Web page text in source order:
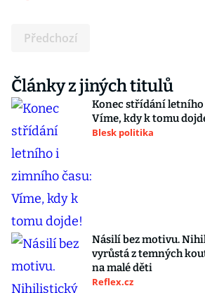
Předchozí
Články z jiných titulů
Konec střídání letního
Víme, kdy k tomu
Blesk politika
Násilí bez motivu.
vyrůstá z temných
na malé děti
Reflex.cz